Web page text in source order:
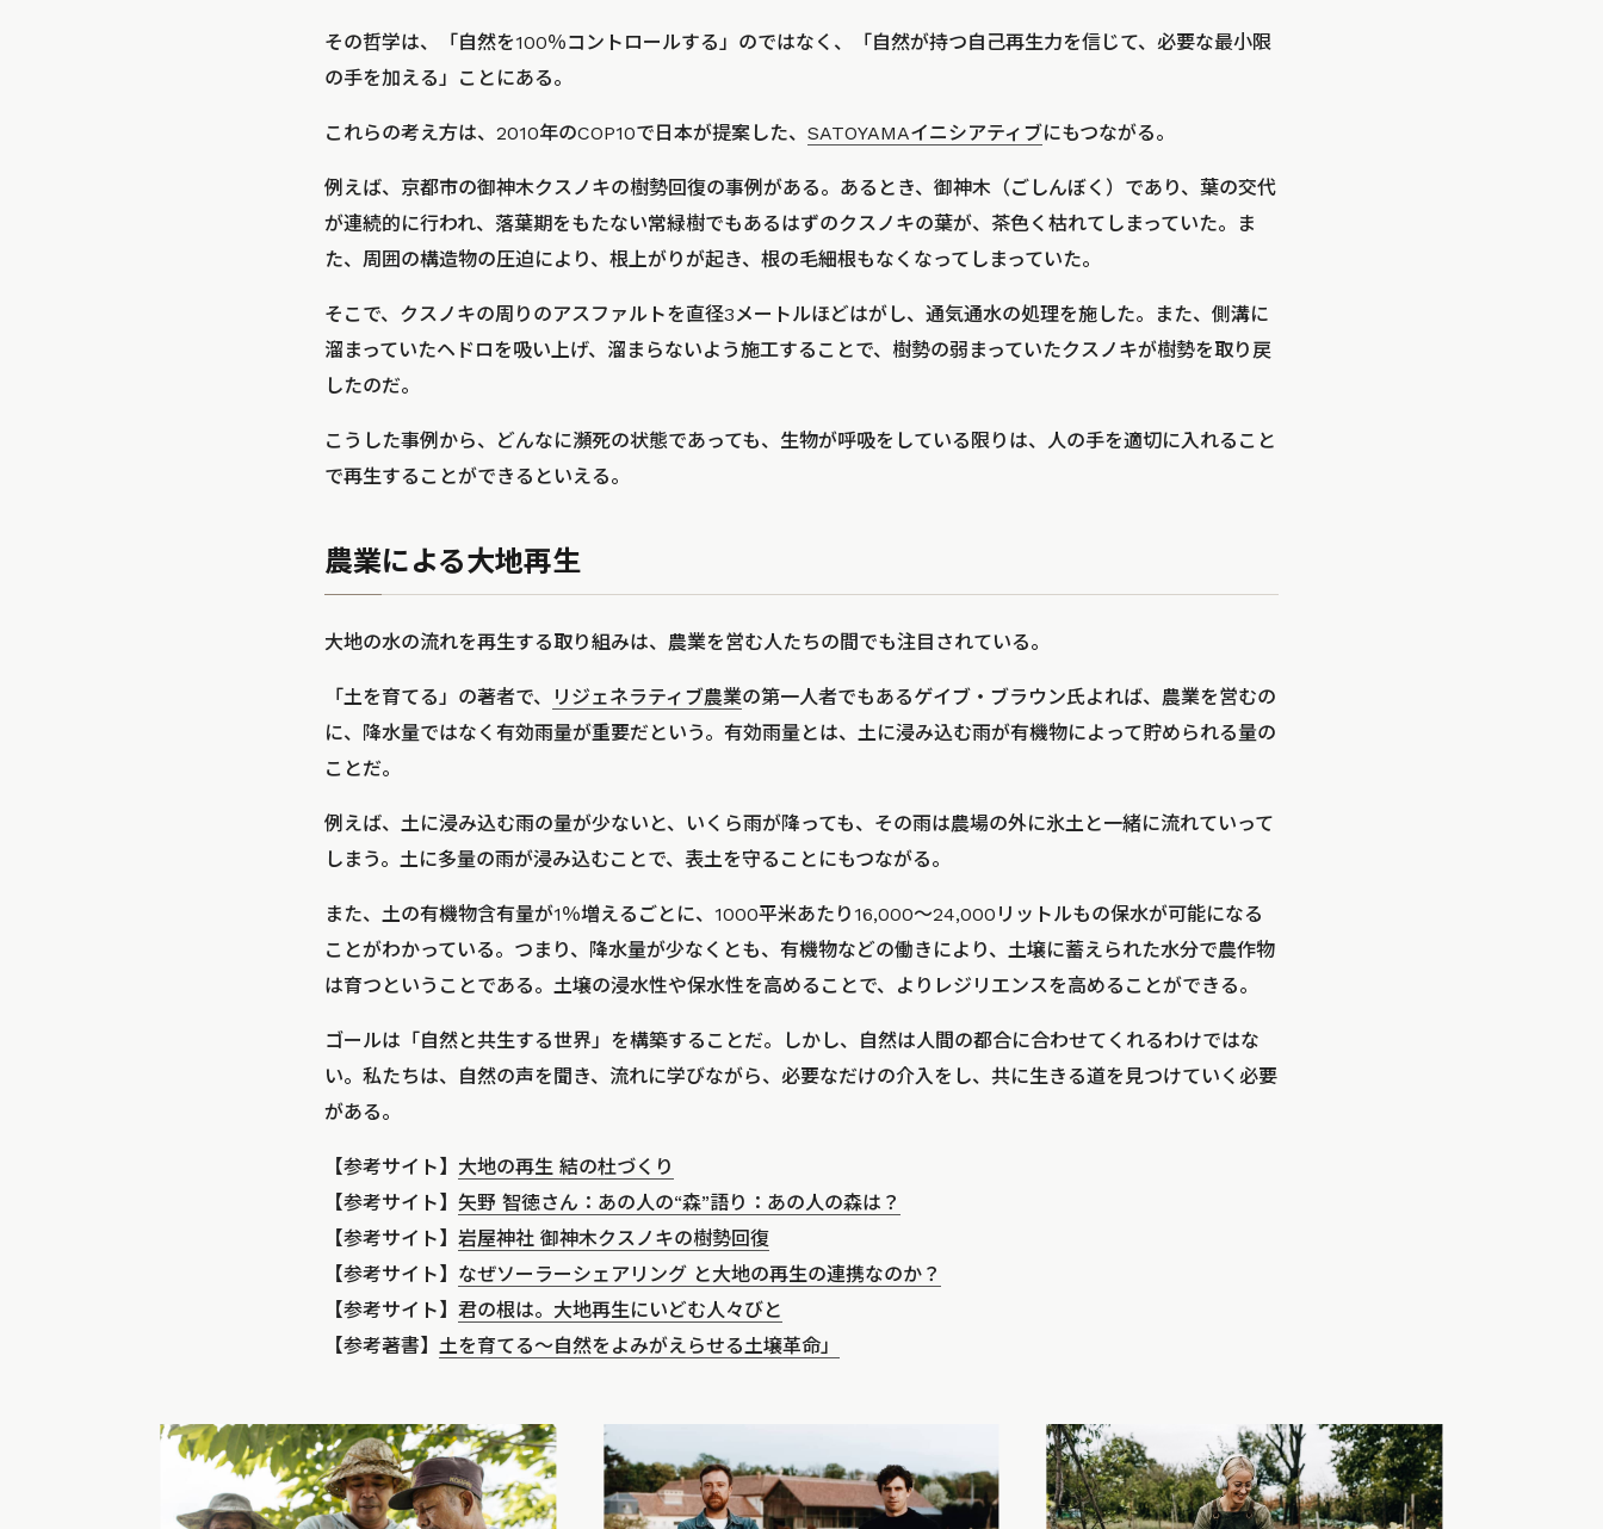
その哲学は、「自然を100％コントロールする」のではなく、「自然が持つ自己再生力を信じて、必要な最小限
の手を加える」ことにある。
これらの考え方は、2010年のCOP10で日本が提案した、 SATOYAMAイニシアティブにもつながる。
例えば、京都市の御神木クスノキの樹勢回復の事例がある。あるとき、御神木（ごしんぼく）であり、葉の交代
が連続的に行われ、落葉期をもたない常緑樹でもあるはずのクスノキの葉が、茶色く枯れてしまっていた。ま
た、周囲の構造物の圧迫により、根上がりが起き、根の毛細根もなくなってしまっていた。
そこで、クスノキの周りのアスファルトを直径3メートルほどはがし、通気通水の処理を施した。また、側溝に
溜まっていたヘドロを吸い上げ、溜まらないよう施工することで、樹勢の弱まっていたクスノキが樹勢を取り戻
したのだ。
こうした事例から、どんなに瀕死の状態であっても、生物が呼吸をしている限りは、人の手を適切に入れること
で再生することができるといえる。
農業による大地再生
大地の水の流れを再生する取り組みは、農業を営む人たちの間でも注目されている。
「土を育てる」の著者で、 リジェネラティブ農業の第一人者でもあるゲイブ・ブラウン氏よれば、農業を営むの
に、降水量ではなく有効雨量が重要だという。有効雨量とは、土に浸み込む雨が有機物によって貯められる量の
ことだ。
例えば、土に浸み込む雨の量が少ないと、いくら雨が降っても、その雨は農場の外に氷土と一緒に流れていって
しまう。土に多量の雨が浸み込むことで、表土を守ることにもつながる。
また、土の有機物含有量が1％増えるごとに、1000平米あたり16,000〜24,000リットルもの保水が可能になる
ことがわかっている。つまり、降水量が少なくとも、有機物などの働きにより、土壌に蓄えられた水分で農作物
は育つということである。土壌の浸水性や保水性を高めることで、よりレジリエンスを高めることができる。
ゴールは「自然と共生する世界」を構築することだ。しかし、自然は人間の都合に合わせてくれるわけではな
い。私たちは、自然の声を聞き、流れに学びながら、必要なだけの介入をし、共に生きる道を見つけていく必要
がある。
【参考サイト】 大地の再生 結の杜づくり
【参考サイト】 矢野 智徳さん：あの人の“森”語り：あの人の森は？
【参考サイト】 岩屋神社 御神木クスノキの樹勢回復
【参考サイト】 なぜソーラーシェアリング と大地の再生の連携なのか？
【参考サイト】 君の根は。大地再生にいどむ人々びと
【参考著書】 土を育てる〜自然をよみがえらせる土壌革命」